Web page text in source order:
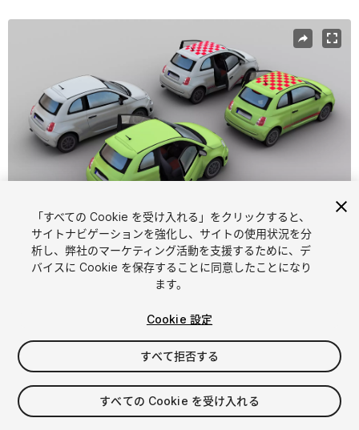
1 /8
$10
消費税は決済時に計算されます
「すべての Cookie を受け入れる」をクリックすると、
サイトナビゲーションを強化し、サイトの使用状況を分
析し、弊社のマーケティング活動を支援するために、デ
バイスに Cookie を保存することに同意したことになり
ます。
Cookie 設定
すべて拒否する
すべての Cookie を受け入れる